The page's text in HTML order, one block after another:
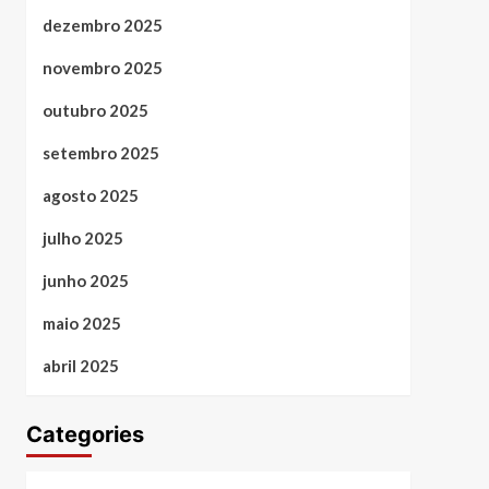
dezembro 2025
novembro 2025
outubro 2025
setembro 2025
agosto 2025
julho 2025
junho 2025
maio 2025
abril 2025
Categories